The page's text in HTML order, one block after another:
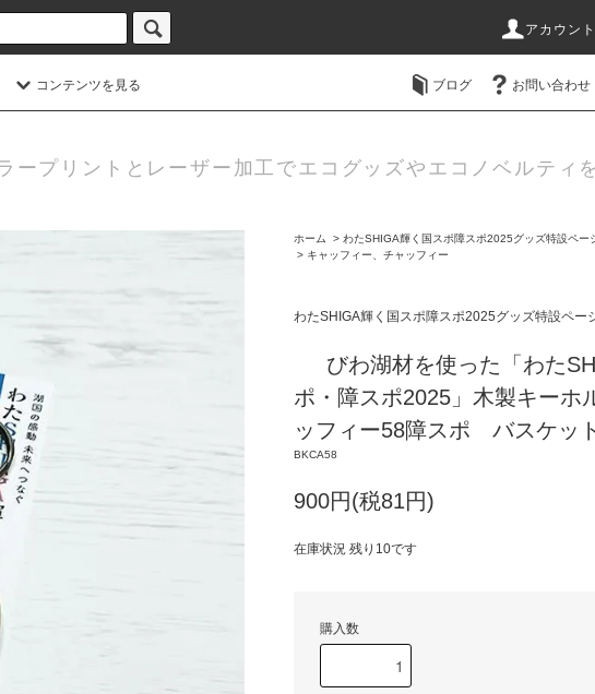
アカウント
コンテンツを見る ブログ お問い合わせ
ープリントとレーザー加工でエコグッズやエコノベルティ
ホーム > わたSHIGA輝く国スポ障スポ2025グッズ特設ペー
> キャッフィー、チャッフィー
わたSHIGA輝く国スポ障スポ2025グッズ特設ペー
びわ湖材を使った「わた
ポ・障スポ2025」木製キーホ
ッフィー58障スポ バスケッ
BKCA58
900円(税81円)
在庫状況 残り10です
購入数